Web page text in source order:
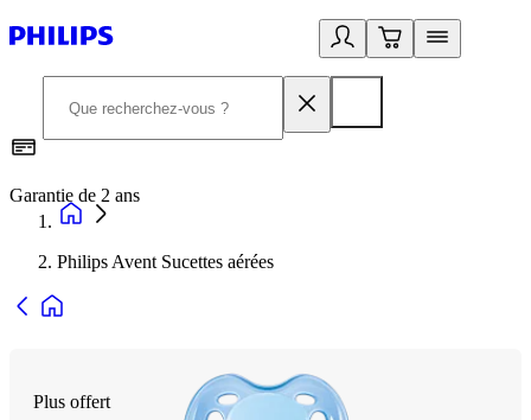
Garantie de 2 ans
Philips Avent Sucettes aérées
Plus offert